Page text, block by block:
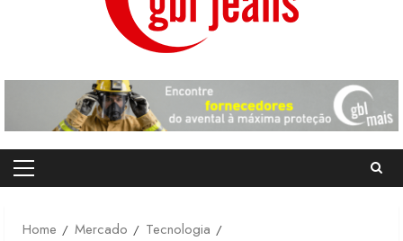
Primary
Home
Mercado
Tecnologia